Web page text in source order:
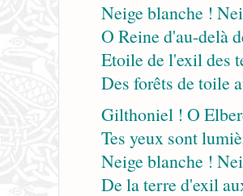
Neige blanche !
O Reine d'au-delà
Etoile de l'exil des
Des forêts de toile
Gilthoniel ! O
Tes yeux sont
Neige blanche !
De la terre d'exil